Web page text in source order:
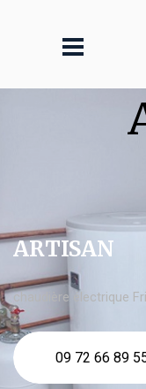
ARTISAN
chaudière électrique
09 72 66 89